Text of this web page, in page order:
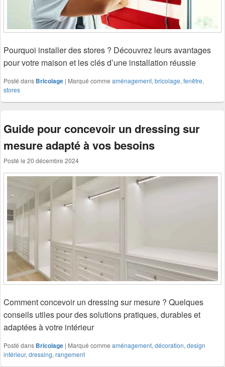
Pourquoi installer des stores ? Découvrez leurs avantages
pour votre maison et les clés d’une installation réussie
Posté dans Bricolage | Marqué comme aménagement, bricolage, fenêtre,
stores
Guide pour concevoir un dressing sur
mesure adapté à vos besoins
Posté le 20 décembre 2024
Comment concevoir un dressing sur mesure ? Quelques
conseils utiles pour des solutions pratiques, durables et
adaptées à votre intérieur
Posté dans Bricolage | Marqué comme aménagement, décoration, design
intérieur, dressing, rangement